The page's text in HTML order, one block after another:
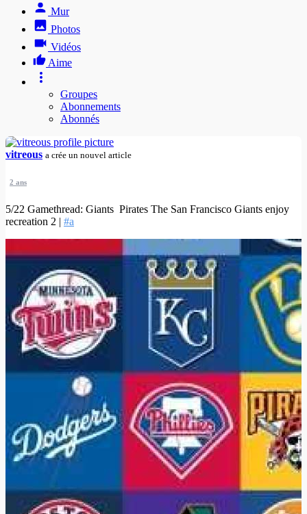
Mur
Photos
Vidéos
Aime
Groupes
Abonnements
Abonnés
vitreous a crée un nouvel article
2 ans
5/22 Gamethread: Giants Pirates The San Francisco Giants enjoy
recreation 2 | #a